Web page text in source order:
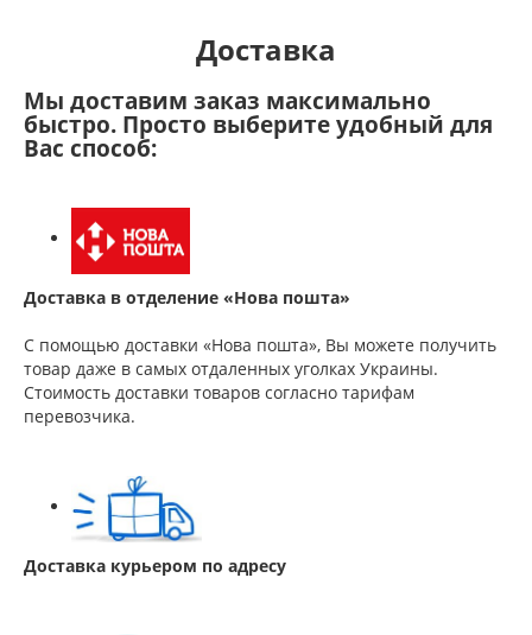
Доставка
Мы доставим заказ максимально
быстро. Просто выберите удобный для
Вас способ:
Доставка в отделение «Нова пошта»
С помощью доставки «Нова пошта», Вы можете получить
товар даже в самых отдаленных уголках Украины.
Стоимость доставки товаров согласно тарифам
перевозчика.
Доставка курьером по адресу